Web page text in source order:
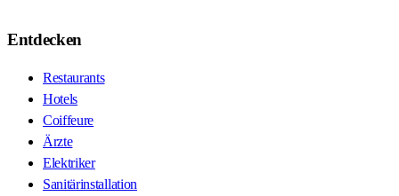
Entdecken
Restaurants
Hotels
Coiffeure
Ärzte
Elektriker
Sanitärinstallation